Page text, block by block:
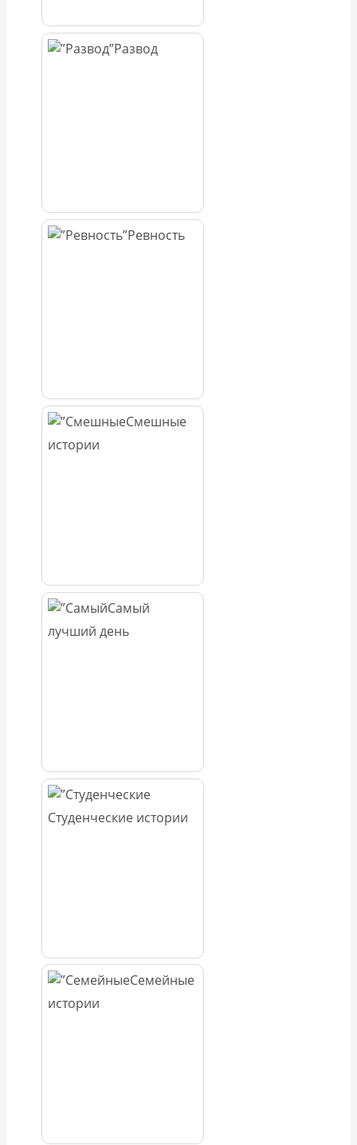
Развод
Ревность
Смешные
истории
Самый
лучший день
Студенческие истории
Семейные
истории